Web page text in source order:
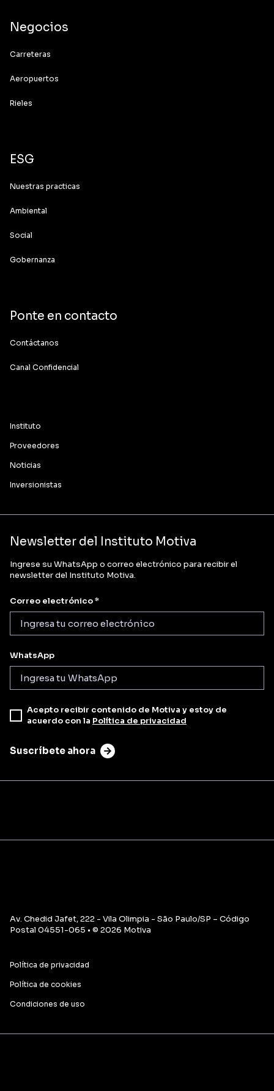
Negocios
Carreteras
Aeropuertos
Rieles
ESG
Nuestras practicas
Ambiental
Social
Gobernanza
Ponte en contacto
Contáctanos
Canal Confidencial
Instituto
Proveedores
Noticias
Inversionistas
Newsletter del Instituto Motiva
Ingrese su WhatsApp o correo electrónico para recibir el
newsletter del Instituto Motiva.
Correo electrónico *
WhatsApp
Acepto recibir contenido de Motiva y estoy de
acuerdo con la Política de privacidad
Suscríbete ahora
Av. Chedid Jafet, 222 - Vila Olimpia - São Paulo/SP – Código
Postal 04551-065 • © 2026 Motiva
Política de privacidad
Política de cookies
Condiciones de uso